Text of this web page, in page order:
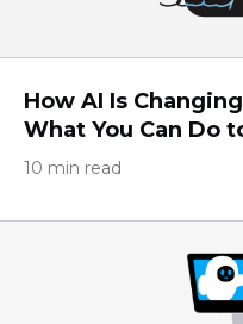
How AI Is
What You Can Do
10 min read